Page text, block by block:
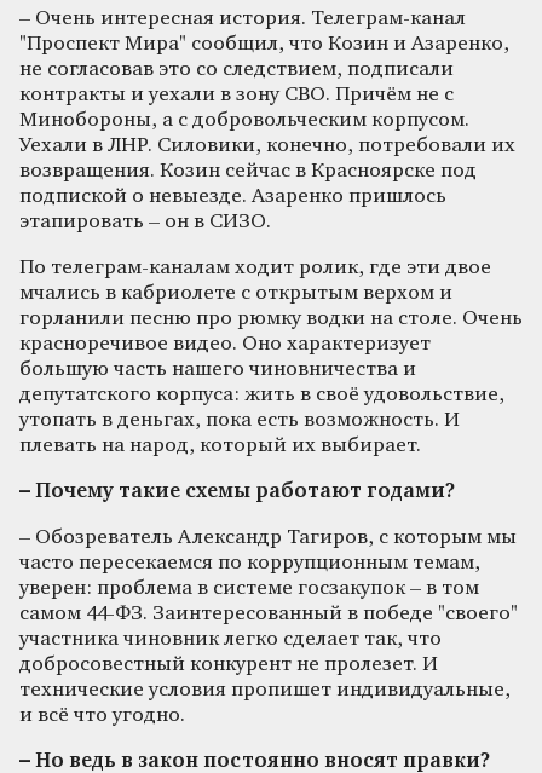
– Очень интересная история. Телеграм-канал
"Проспект Мира" сообщил, что Козин и Азаренко,
не согласовав это со следствием, подписали
контракты и уехали в зону СВО. Причём не с
Минобороны, а с добровольческим корпусом.
Уехали в ЛНР. Силовики, конечно, потребовали их
возвращения. Козин сейчас в Красноярске под
подпиской о невыезде. Азаренко пришлось
этапировать – он в СИЗО.
По телеграм-каналам ходит ролик, где эти двое
мчались в кабриолете с открытым верхом и
горланили песню про рюмку водки на столе. Очень
красноречивое видео. Оно характеризует
большую часть нашего чиновничества и
депутатского корпуса: жить в своё удовольствие,
утопать в деньгах, пока есть возможность. И
плевать на народ, который их выбирает.
– Почему такие схемы работают годами?
– Обозреватель Александр Тагиров, с которым мы
часто пересекаемся по коррупционным темам,
уверен: проблема в системе госзакупок – в том
самом 44-ФЗ. Заинтересованный в победе "своего"
участника чиновник легко сделает так, что
добросовестный конкурент не пролезет. И
технические условия пропишет индивидуальные,
и всё что угодно.
– Но ведь в закон постоянно вносят правки?